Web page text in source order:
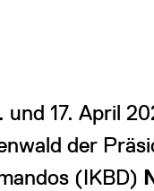
17. April
der
(IKBD)